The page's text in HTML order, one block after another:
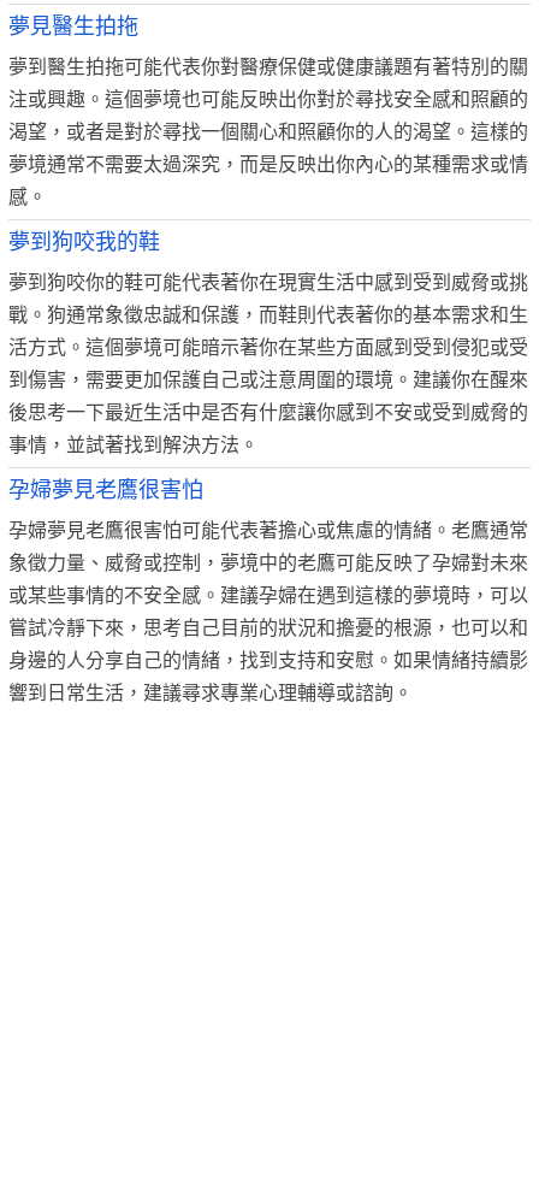
夢見醫生拍拖
夢到醫生拍拖可能代表你對醫療保健或健康議題有著特別的關
注或興趣。這個夢境也可能反映出你對於尋找安全感和照顧的
渴望，或者是對於尋找一個關心和照顧你的人的渴望。這樣的
夢境通常不需要太過深究，而是反映出你內心的某種需求或情
感。
夢到狗咬我的鞋
夢到狗咬你的鞋可能代表著你在現實生活中感到受到威脅或挑
戰。狗通常象徵忠誠和保護，而鞋則代表著你的基本需求和生
活方式。這個夢境可能暗示著你在某些方面感到受到侵犯或受
到傷害，需要更加保護自己或注意周圍的環境。建議你在醒來
後思考一下最近生活中是否有什麼讓你感到不安或受到威脅的
事情，並試著找到解決方法。
孕婦夢見老鷹很害怕
孕婦夢見老鷹很害怕可能代表著擔心或焦慮的情緒。老鷹通常
象徵力量、威脅或控制，夢境中的老鷹可能反映了孕婦對未來
或某些事情的不安全感。建議孕婦在遇到這樣的夢境時，可以
嘗試冷靜下來，思考自己目前的狀況和擔憂的根源，也可以和
身邊的人分享自己的情緒，找到支持和安慰。如果情緒持續影
響到日常生活，建議尋求專業心理輔導或諮詢。